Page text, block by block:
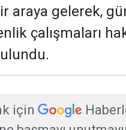
araya gelerek,
çalışmaları
için